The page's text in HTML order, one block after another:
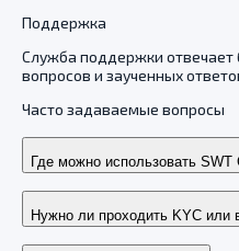
Поддержка
Служба поддержки отвечает
вопросов и заученных
Часто задаваемые вопросы
Где можно использовать SWT
Нужно ли проходить KYC или